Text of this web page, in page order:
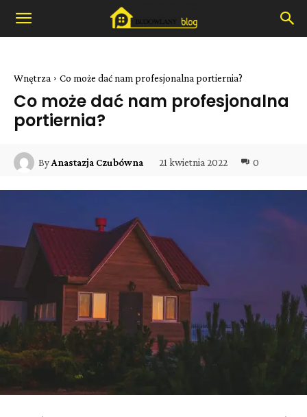
Wnętrza Co może dać nam profesjonalna portiernia?
Co może dać nam profesjonalna
portiernia?
ByAnastazja Czubówna 21 kwietnia 2022 0